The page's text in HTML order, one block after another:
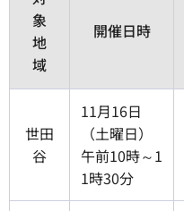
象
地
域
開催日時
世田
谷
11月16日
（土曜日）
午前10時～1
1時30分